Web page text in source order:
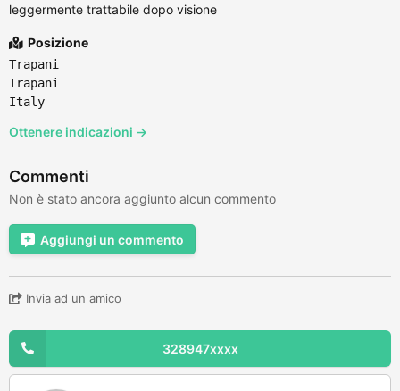
leggermente trattabile dopo visione
Posizione
Trapani
Trapani
Italy
Ottenere indicazioni →
Commenti
Non è stato ancora aggiunto alcun commento
Aggiungi un commento
Invia ad un amico
328947xxxx